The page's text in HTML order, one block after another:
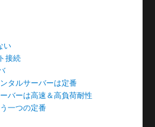
い
接続
タルサーバーは定番
バーは高速＆高負荷耐性
一つの定番